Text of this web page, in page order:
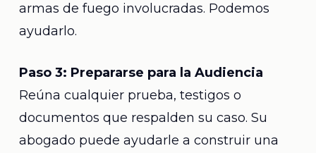
armas de fuego involucradas. Podemos
ayudarlo.
Paso 3: Prepararse para la Audiencia
Reúna cualquier prueba, testigos o
documentos que respalden su caso. Su
abogado puede ayudarle a construir una